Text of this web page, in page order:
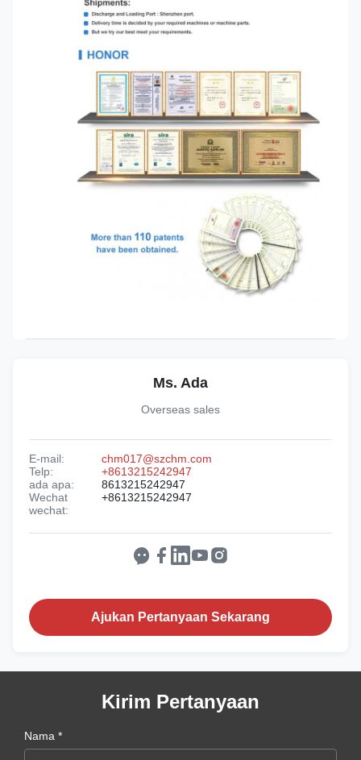
Ms. Ada
Overseas sales
E-mail:
chm017@szchm.com
Telp:
+8613215242947
ada apa:
8613215242947
Wechat
wechat:
+8613215242947
Ajukan Pertanyaan Sekarang
Kirim Pertanyaan
Nama *